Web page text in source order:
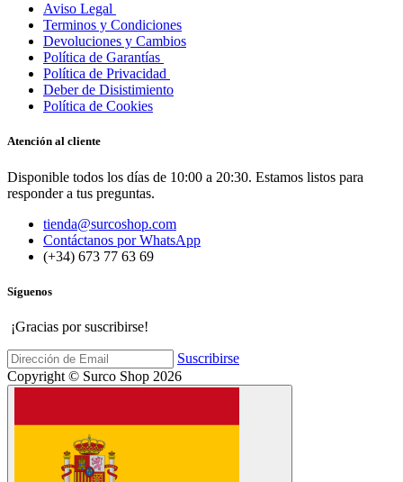
Aviso Legal
Terminos y Condiciones
Devoluciones y Cambios
Política de Garantías
Política de Privacidad
Deber de Disistimiento
Política de Cookies
Atención al cliente
Disponible todos los días de 10:00 a 20:30. Estamos listos para
responder a tus preguntas.
tienda@surcoshop.com
Contáctanos por WhatsApp
(+34) 673 77 63 69
Síguenos
¡Gracias por suscribirse!
Suscribirse
Copyright © Surco Shop 2026